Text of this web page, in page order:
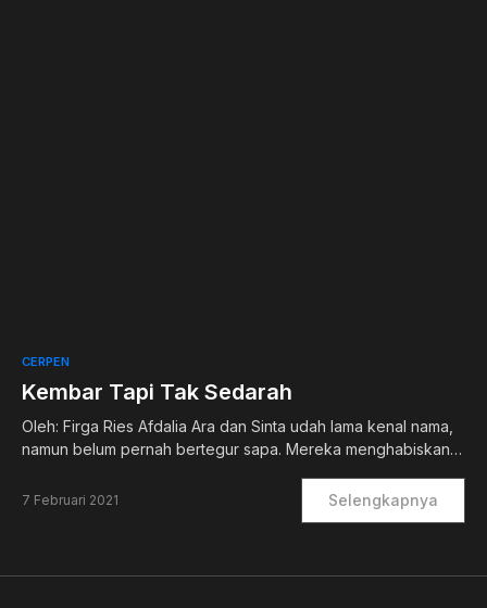
CERPEN
Kembar Tapi Tak Sedarah
Oleh: Firga Ries Afdalia Ara dan Sinta udah lama kenal nama,
namun belum pernah bertegur sapa. Mereka menghabiskan…
7 Februari 2021 Selengkapnya